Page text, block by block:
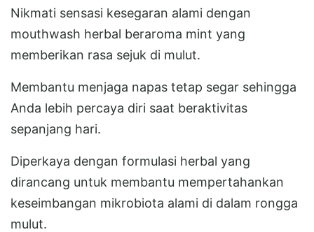
Nikmati sensasi kesegaran alami dengan
mouthwash herbal beraroma mint yang
memberikan rasa sejuk di mulut.
Membantu menjaga napas tetap segar sehingga
Anda lebih percaya diri saat beraktivitas
sepanjang hari.
Diperkaya dengan formulasi herbal yang
dirancang untuk membantu mempertahankan
keseimbangan mikrobiota alami di dalam rongga
mulut.